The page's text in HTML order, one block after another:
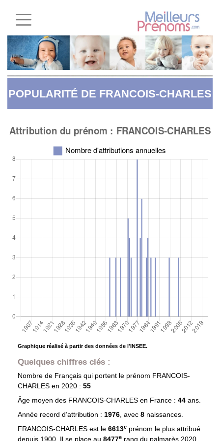
POPULARITÉ DE FRANCOIS-CHARLES
Graphique réalisé à partir des données de l'INSEE.
Quelques chiffres clés :
Nombre de Français qui portent le prénom FRANCOIS-
CHARLES en 2020 : 55
Âge moyen des FRANCOIS-CHARLESen France : 44 ans.
Année record d’attribution : 1976, avec 8 naissances.
FRANCOIS-CHARLES est le 6613eprénom le plus attribué
depuis 1900. Il se place au 8477e rang du palmarès 2020.